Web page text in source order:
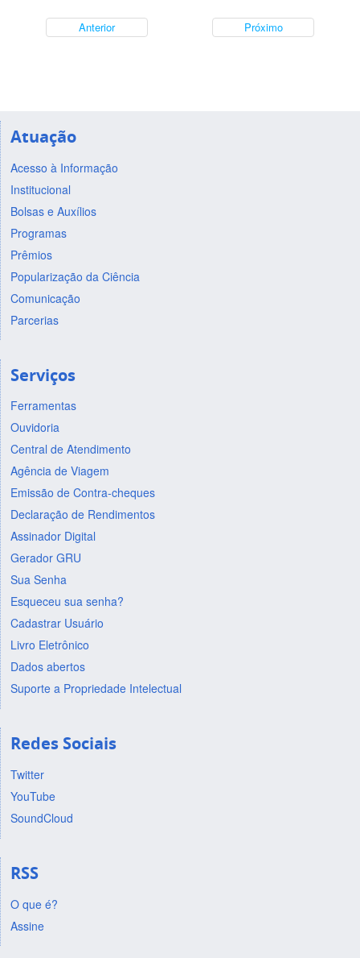
Anterior Próximo
Atuação
Acesso à Informação
Institucional
Bolsas e Auxílios
Programas
Prêmios
Popularização da Ciência
Comunicação
Parcerias
Serviços
Ferramentas
Ouvidoria
Central de Atendimento
Agência de Viagem
Emissão de Contra-cheques
Declaração de Rendimentos
Assinador Digital
Gerador GRU
Sua Senha
Esqueceu sua senha?
Cadastrar Usuário
Livro Eletrônico
Dados abertos
Suporte a Propriedade Intelectual
Redes Sociais
Twitter
YouTube
SoundCloud
RSS
O que é?
Assine